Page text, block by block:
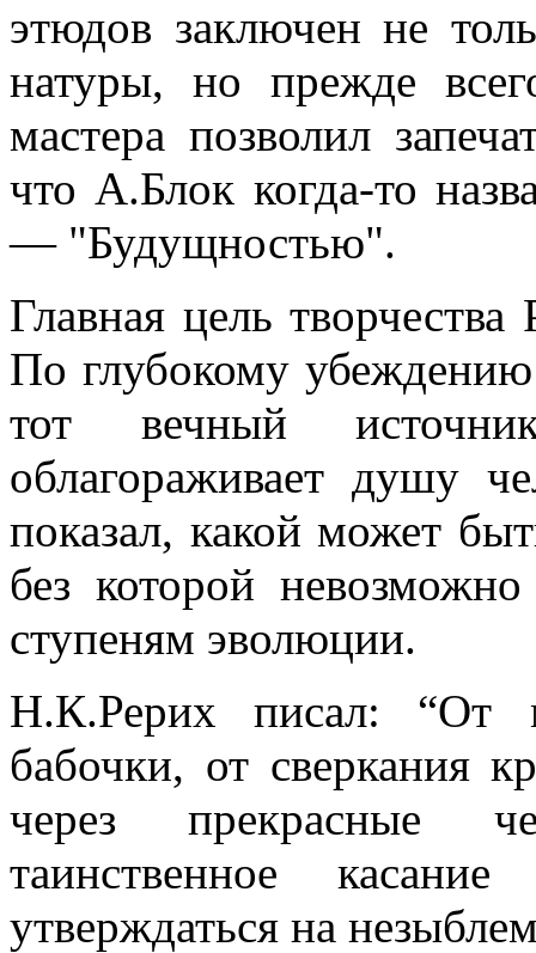
этюдов заключен не
натуры, но прежде
мастера позволил
что А.Блок когда-то
— "Будущностью".
Главная цель
По глубокому
тот вечный
облагораживает душу
показал, какой может
без которой
ступеням эволюции.
Н.К.Рерих писал: “От
бабочки, от сверкания
через прекрасные
таинственное
утверждаться на